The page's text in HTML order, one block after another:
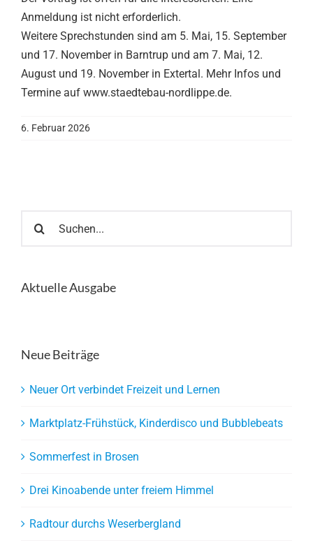
Anmeldung ist nicht erforderlich.
Weitere Sprechstunden sind am 5. Mai, 15. September
und 17. November in Barntrup und am 7. Mai, 12.
August und 19. November in Extertal. Mehr Infos und
Termine auf www.staedtebau-nordlippe.de.
6. Februar 2026
nach:
Aktuelle Ausgabe
Neue Beiträge
Neuer Ort verbindet Freizeit und Lernen
Marktplatz-Frühstück, Kinderdisco und Bubblebeats
Sommerfest in Brosen
Drei Kinoabende unter freiem Himmel
Radtour durchs Weserbergland